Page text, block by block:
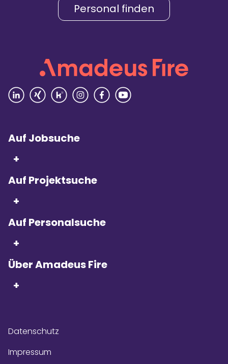
Unternehmenskultur
4,3
4,4
Rezensionen lesen
Kununu Top Company – dank
über 9.000Bewertungen!
Personal finden
Auf Jobsuche
+
Auf Projektsuche
+
Auf Personalsuche
+
Über Amadeus Fire
+
Datenschutz
Impressum